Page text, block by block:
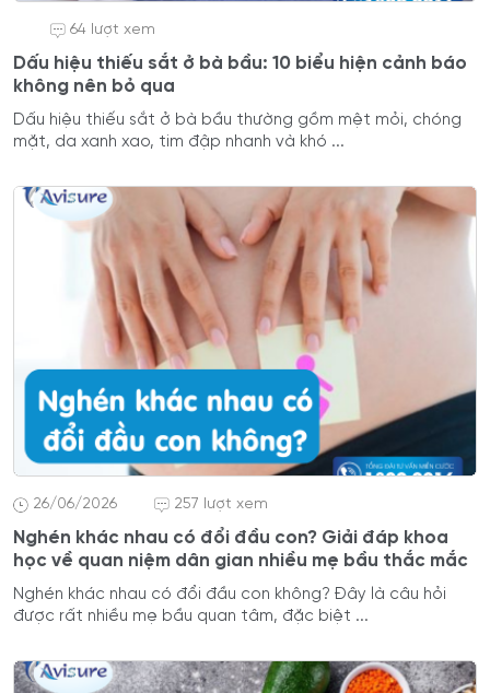
64 lượt xem
Dấu hiệu thiếu sắt ở bà bầu: 10 biểu hiện cảnh báo
không nên bỏ qua
Dấu hiệu thiếu sắt ở bà bầu thường gồm mệt mỏi, chóng
mặt, da xanh xao, tim đập nhanh và khó ...
26/06/2026 257 lượt xem
Nghén khác nhau có đổi đầu con? Giải đáp khoa
học về quan niệm dân gian nhiều mẹ bầu thắc mắc
Nghén khác nhau có đổi đầu con không? Đây là câu hỏi
được rất nhiều mẹ bầu quan tâm, đặc biệt ...